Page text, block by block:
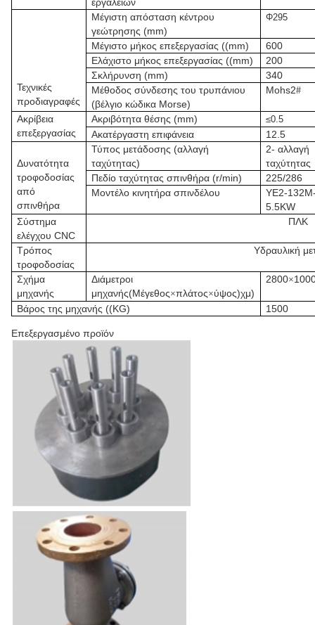
Τεχνικές
προδιαγραφές
Μέγιστη απόσταση κέντρου
γεώτρησης (mm)
Φ295
Μέγιστο μήκος επεξεργασίας ((mm)
600
Ελάχιστο μήκος επεξεργασίας ((mm)
200
Σκλήρυνση (mm)
340
Μέθοδος σύνδεσης του τρυπάνιου
(βέλγιο κώδικα Morse)
Mohs2#
Ακρίβεια
επεξεργασίας
Ακριβότητα θέσης (mm) ≤0.5
Ακατέργαστη επιφάνεια 12.5
Δυνατότητα
τροφοδοσίας
από
σπινθήρα
Τύπος μετάδοσης (αλλαγή
ταχύτητας)
2- αλλαγή
ταχύτητας
Πεδίο ταχύτητας σπινθήρα (r/min)
225/286
Μοντέλο κινητήρα σπινδέλου
YE2-
5.5KW
Σύστημα
ελέγχου CNC
ΠΛΚ
Τρόπος
τροφοδοσίας
Υδραυλική
Σχήμα
μηχανής
Διάμετροι
μηχανής(Μέγεθος×πλάτος×ύψος)χμ)
2800×
Βάρος της μηχανής ((KG) 1500
Επεξεργασμένο προϊόν